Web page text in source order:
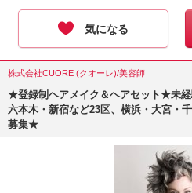
気になる
株式会社CUORE (クオーレ)/美容師
★登録制ヘアメイク＆ヘアセット★未
六本木・新宿など23区、横浜・大宮
募集★